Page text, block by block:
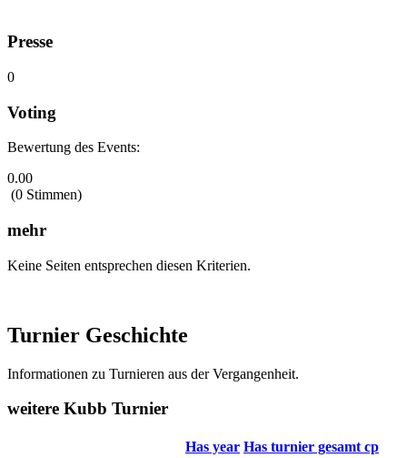
Presse
0
Voting
Bewertung des Events:
0.00
(0 Stimmen)
mehr
Keine Seiten entsprechen diesen Kriterien.
Turnier Geschichte
Informationen zu Turnieren aus der Vergangenheit.
weitere Kubb Turnier
Has year Has turnier gesamt cp